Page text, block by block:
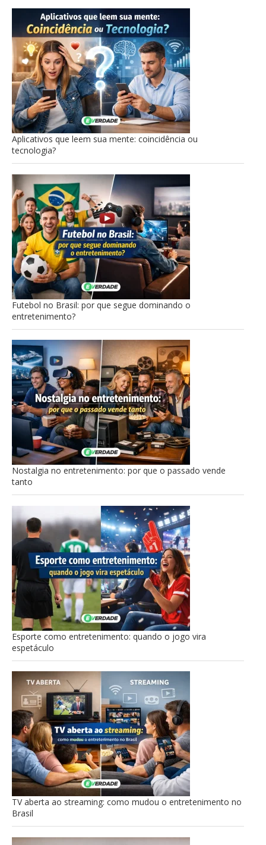
Aplicativos que leem sua mente: coincidência ou
tecnologia?
Futebol no Brasil: por que segue dominando o
entretenimento?
Nostalgia no entretenimento: por que o passado vende
tanto
Esporte como entretenimento: quando o jogo vira
espetáculo
TV aberta ao streaming: como mudou o entretenimento no
Brasil